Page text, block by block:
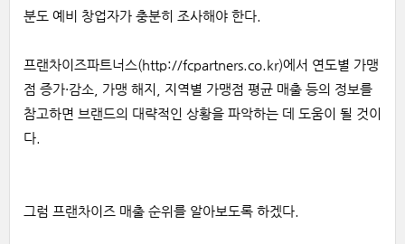
분도 예비 창업자가 충분히 조사해야 한다.
프랜차이즈파트너스(http://fcpartners.co.kr)에서 연도별 가맹
점 증가·감소, 가맹 해지, 지역별 가맹점 평균 매출 등의 정보를
참고하면 브랜드의 대략적인 상황을 파악하는 데 도움이 될 것이
다.
그럼 프랜차이즈 매출 순위를 알아보도록 하겠다.